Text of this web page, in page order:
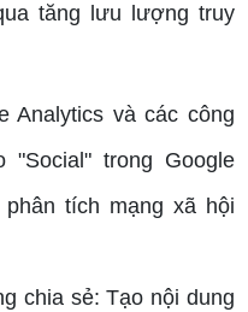
tăng lưu lượng truy
Analytics và các công
trong Google
tích mạng xã hội
chia sẻ: Tạo nội dung